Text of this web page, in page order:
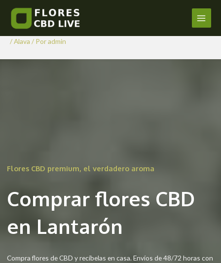
contenido
Main
Comprar Flores CBD en
Lantarón
/Alava / Poradmin
Flores CBD premium, el verdadero aroma
Comprar flores CBD
en Lantarón
Compra flores de CBD y recíbelas en casa. Envíos de 48/72 horas con